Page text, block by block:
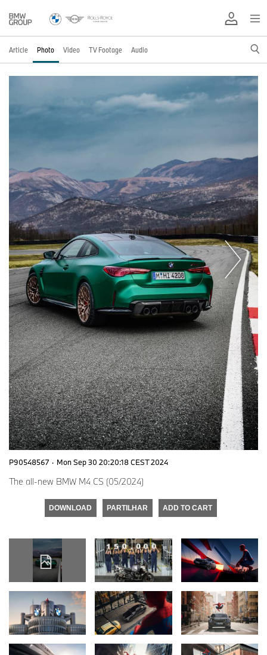
Article Photo Video TV Footage Audio
P90548567 · Mon Sep 30 20:20:18 CEST 2024
The all-new BMW M4 CS (05/2024)
DOWNLOAD PARTILHAR ADD TO CART